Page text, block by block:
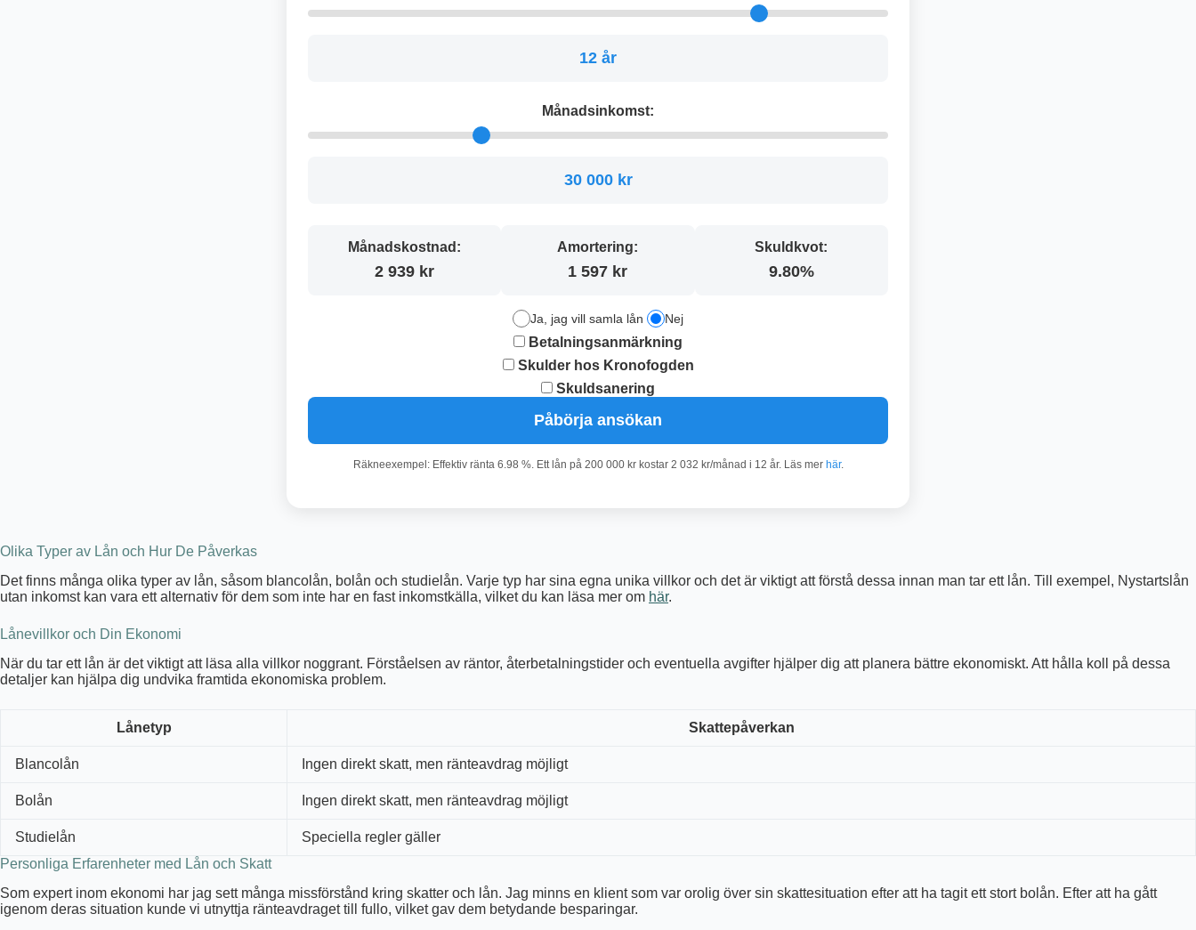
12 år
Månadsinkomst:
30 000 kr
Månadskostnad:
2 939 kr
Amortering:
1 597 kr
Skuldkvot:
9.80%
Ja, jag vill samla lån Nej
Betalningsanmärkning
Skulder hos Kronofogden
Skuldsanering
Påbörja ansökan
Räkneexempel: Effektiv ränta 6.98 %. Ett lån på 200 000 kr kostar 2 032 kr/månad i 12 år. Läs mer här.
Olika Typer av Lån och Hur De Påverkas
Det finns många olika typer av lån, såsom blancolån, bolån och studielån. Varje typ har sina egna unika villkor och det är viktigt att förstå dessa innan man tar ett lån. Till exempel, Nystartslån
utan inkomst kan vara ett alternativ för dem som inte har en fast inkomstkälla, vilket du kan läsa mer om här.
Lånevillkor och Din Ekonomi
När du tar ett lån är det viktigt att läsa alla villkor noggrant. Förståelsen av räntor, återbetalningstider och eventuella avgifter hjälper dig att planera bättre ekonomiskt. Att hålla koll på dessa
detaljer kan hjälpa dig undvika framtida ekonomiska problem.
Lånetyp Skattepåverkan
Blancolån Ingen direkt skatt, men ränteavdrag möjligt
Bolån Ingen direkt skatt, men ränteavdrag möjligt
Studielån
Speciella regler gäller
Personliga Erfarenheter med Lån och Skatt
Som expert inom ekonomi har jag sett många missförstånd kring skatter och lån. Jag minns en klient som var orolig över sin skattesituation efter att ha tagit ett stort bolån. Efter att ha gått
igenom deras situation kunde vi utnyttja ränteavdraget till fullo, vilket gav dem betydande besparingar.